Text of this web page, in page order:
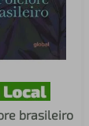
brasileiro